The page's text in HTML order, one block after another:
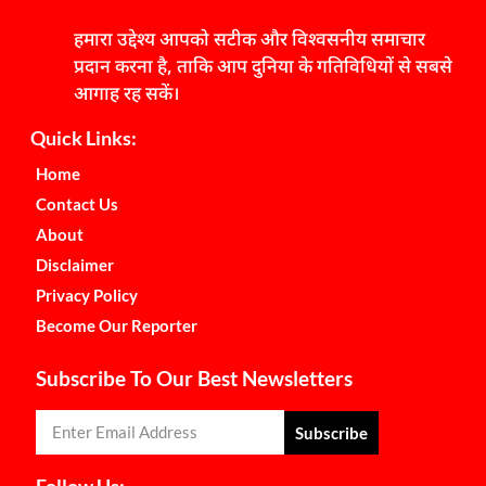
हमारा उद्देश्य आपको सटीक और विश्वसनीय समाचार
प्रदान करना है, ताकि आप दुनिया के गतिविधियों से सबसे
आगाह रह सकें।
Quick Links:
Home
Contact Us
About
Disclaimer
Privacy Policy
Become Our Reporter
Subscribe To Our Best Newsletters
Subscribe